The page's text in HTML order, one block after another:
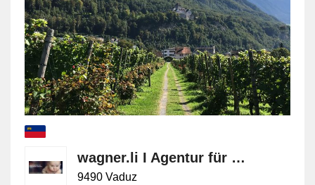
wagner.li I Agentur für kreatives Marketing und Brandpower
9490 Vaduz